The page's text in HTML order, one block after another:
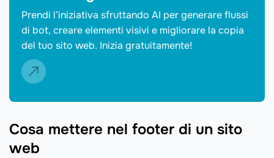
Prendi l’iniziativa sfruttando AI per generare flussi
di bot, creare elementi visivi e migliorare la copia
del tuo sito web. Inizia gratuitamente!
Cosa mettere nel footer di un sito
web